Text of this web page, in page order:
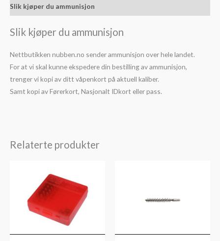
Slik kjøper du ammunisjon
Slik kjøper du ammunisjon
Nettbutikken nubben.no sender ammunisjon over hele landet.
For at vi skal kunne ekspedere din bestilling av ammunisjon,
trenger vi kopi av ditt våpenkort på aktuell kaliber.
Samt kopi av Førerkort, Nasjonalt IDkort eller pass.
Relaterte produkter